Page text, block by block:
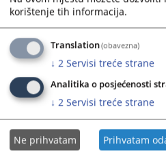
Zakon o izmjenama i
diskriminacije u BiH
Strategija za unapredjenje
pravosuđu BiH
184
korištenje tih informacija.
Translation(obavezna)
↓ 2 Servisi treće strane
Analitika o posjećenosti
↓ 2 Servisi treće strane
Ne prihvatam Prihvatam